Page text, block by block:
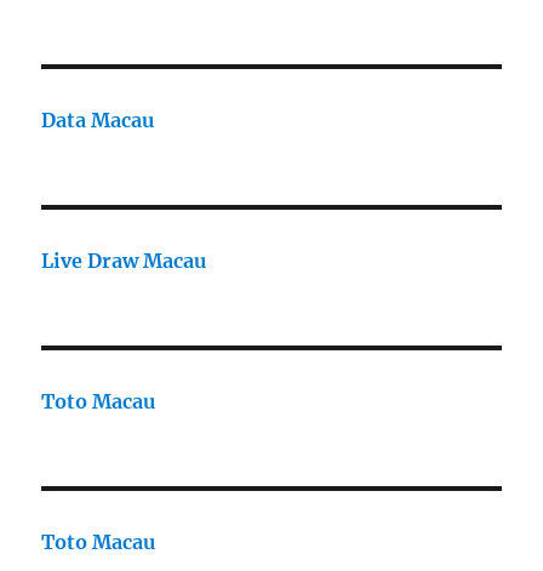
Data Macau
Live Draw Macau
Toto Macau
Toto Macau